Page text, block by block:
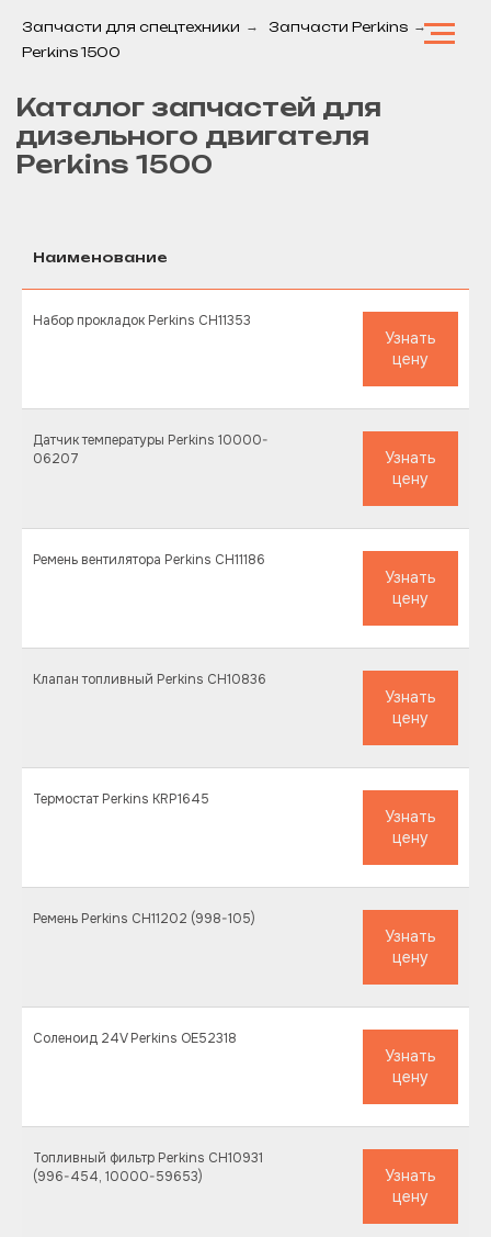
Запчасти для спецтехники → Запчасти Perkins →
Perkins 1500
дизельного двигателя
Perkins 1500
Наименование
Набор прокладок Perkins CH11353
Узнать
цену
Датчик температуры Perkins 10000-
06207
Узнать
цену
Ремень вентилятора Perkins CH11186
Узнать
цену
Клапан топливный Perkins CH10836
Узнать
цену
Термостат Perkins KRP1645
Узнать
цену
Ремень Perkins CH11202 (998-105)
Узнать
цену
Соленоид 24V Perkins OE52318
Узнать
цену
Топливный фильтр Perkins CH10931
(996-454, 10000-59653)
Узнать
цену